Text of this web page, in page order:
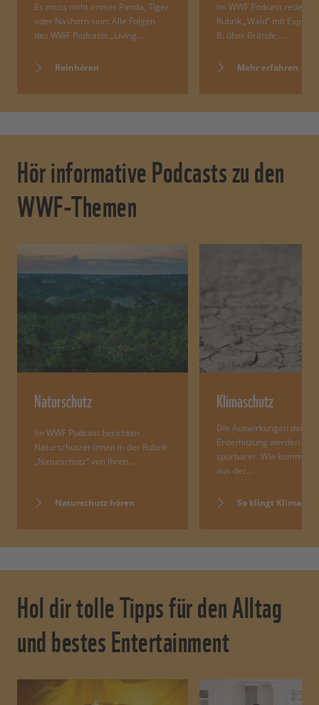
Es muss nicht immer Panda, Tiger
oder Nashorn sein: Alle Folgen
des WWF Podcasts „Living…
Reinhören
Im WWF Podcast reden
Rubrik „Wald“ mit
B. über Brände,…
Mehr erfahren
Hör informative Podcasts zu den
WWF-Themen
Naturschutz
Im WWF Podcast berichten
Naturschützer:innen in der Rubrik
„Naturschutz“ von ihren…
Naturschutz hören
Klimaschutz
Die Auswirkungen der
Erderhitzung werden
spürbarer. Wie kommen
aus der…
So klingt Klima
Hol dir tolle Tipps für den Alltag
und bestes Entertainment